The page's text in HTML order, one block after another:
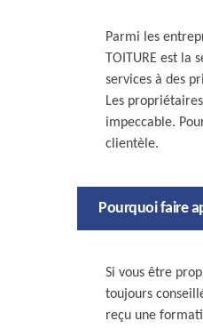
Parmi les
TOITURE est
services à des
Les
impeccable.
clientèle.
Pourquoi faire
Si vous être
toujours
reçu une